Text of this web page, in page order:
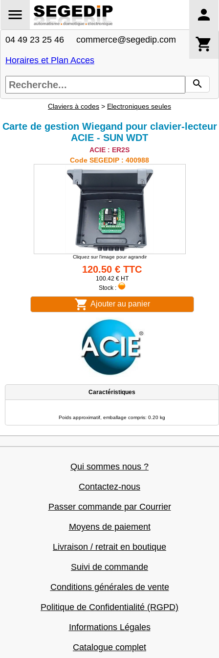
04 49 23 25 46 commerce@segedip.com
Horaires et Plan Acces
Claviers à codes > Electroniques seules
Carte de gestion Wiegand pour clavier-lecteur
ACIE - SUN WDT
ACIE : ER2S
Code SEGEDIP : 400988
Cliquez sur l'image pour agrandir
120.50 € TTC
100.42 € HT
Stock :
Ajouter au panier
Caractéristiques
Poids approximatif, emballage compris: 0.20 kg
Qui sommes nous ?
Contactez-nous
Passer commande par Courrier
Moyens de paiement
Livraison / retrait en boutique
Suivi de commande
Conditions générales de vente
Politique de Confidentialité (RGPD)
Informations Légales
Catalogue complet